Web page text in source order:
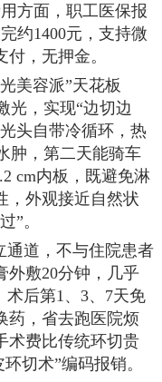
方面，职工医保报
约1400元，支持微
，无押金。
美容派”天花板
光，实现“边切边
头自带冷循环，热
肿，第二天能骑车
cm内板，既避免淋
，外观接近自然状
”。
通道，不与住院患者
外敷20分钟，几乎
术后第1、3、7天免
药，省去跑医院烦
术费比传统环切贵
切术”编码报销。